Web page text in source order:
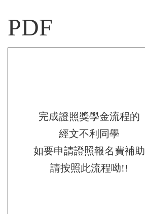
PDF
完成證照獎學金流程的
經文不利同學
如要申請證照報名費補助
請按照此流程呦!!